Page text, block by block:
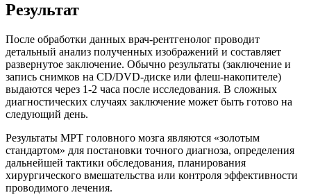
Результат
После обработки данных врач-рентгенолог проводит
детальный анализ полученных изображений и составляет
развернутое заключение. Обычно результаты (заключение и
запись снимков на CD/DVD-диске или флеш-накопителе)
выдаются через 1-2 часа после исследования. В сложных
диагностических случаях заключение может быть готово на
следующий день.
Результаты МРТ головного мозга являются «золотым
стандартом» для постановки точного диагноза, определения
дальнейшей тактики обследования, планирования
хирургического вмешательства или контроля эффективности
проводимого лечения.